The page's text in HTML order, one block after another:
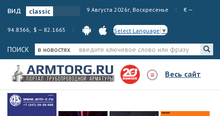
вид 9 Августа 2026г, Воскресенье € —
94.8366, $ — 82.1665 Select Language ▼
ПОИСК в новостях
Весь сайт